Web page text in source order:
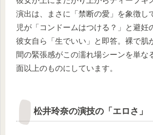
演出は、まさに「禁断の愛」を象徴し
児が「コンドームはつける？」と避妊
彼女自ら「生でいい」と即答。裸で肌
間の緊張感がこの濡れ場シーンを単な
面以上のものにしています。
松井玲奈の演技の「エロさ」